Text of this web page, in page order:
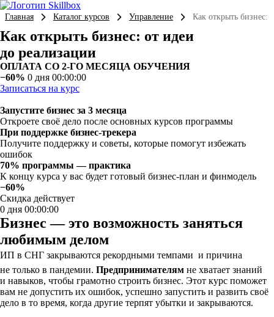
Главная Каталог курсов Управление Как открыть бизнес:
Как открыть бизнес: от идеи
до реализации
ОПЛАТА СО 2-ГО МЕСЯЦА ОБУЧЕНИЯ
−60% 0 дня 00:00:00
Записаться на курс
Запустите бизнес за 3 месяца
Откроете своё дело после основных курсов программы
При поддержке бизнес-трекера
Получите поддержку и советы, которые помогут избежать
ошибок
70% программы — практика
К концу курса у вас будет готовый бизнес-план и финмодель
−60%
Скидка действует
0 дня 00:00:00
Бизнес — это возможность заняться
любимым делом
ИП в СНГ закрываются рекордными темпами  и причина
не только в пандемии. Предпринимателям не хватает знаний
и навыков, чтобы грамотно строить бизнес. Этот курс поможет
вам не допустить их ошибок, успешно запустить и развить своё
дело в то время, когда другие терпят убытки и закрываются.